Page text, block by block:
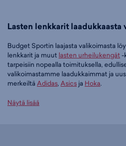
Lasten lenkkarit laadukkaasta
Budget Sportin laajasta valikoimasta
lenkkarit ja muut lasten urheilukengät-
tarpeisiin nopealla toimituksella,
valikoimastamme laadukkaimmat ja
merkeiltä Adidas, Asics ja Hoka.
Tilaa lasten lenkkarit edullisesti
Näytä lisää